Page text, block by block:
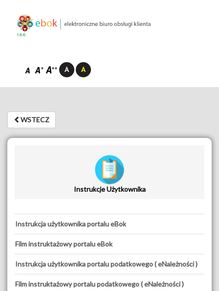
1.6.6
WSTECZWSTECZ
Instrukcje Użytkownika
Instrukcja użytkownika portalu eBok
Film instruktażowy portalu eBok
Instrukcja użytkownika portalu podatkowego ( eNależności )
Film instruktażowy portalu podatkowego ( eNależności )